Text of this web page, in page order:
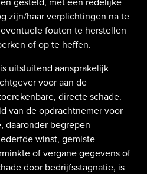
zijn/haar verplichtingen na te
fouten te herstellen
of op te heffen.
uitsluitend aansprakelijk
voor aan de
directe schade.
van de opdrachtnemer voor
daaronder begrepen
winst, gemiste
of vergane gegevens of
door bedrijfsstagnatie, is